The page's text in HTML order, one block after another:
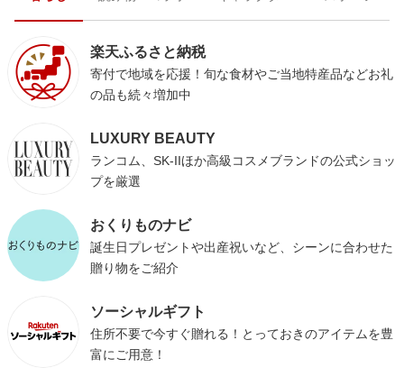
楽天ふるさと納税
寄付で地域を応援！旬な食材やご当地特産品などお礼
の品も続々増加中
LUXURY BEAUTY
ランコム、SK-IIほか高級コスメブランドの公式ショッ
プを厳選
おくりものナビ
誕生日プレゼントや出産祝いなど、シーンに合わせた
贈り物をご紹介
ソーシャルギフト
住所不要で今すぐ贈れる！とっておきのアイテムを豊
富にご用意！